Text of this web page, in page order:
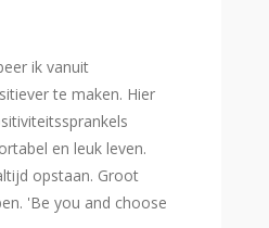
ik vanuit
te maken. Hier
en leuk leven.
opstaan. Groot
'Be you and choose